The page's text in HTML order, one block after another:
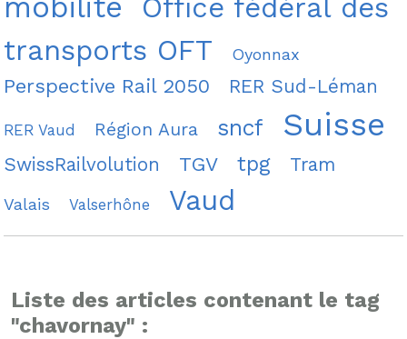
mobilité
Office fédéral des
transports OFT
Oyonnax
Perspective Rail 2050 RER Sud-Léman
RER Vaud Région Aura sncf Suisse
SwissRailvolution TGV tpg Tram
Valais Valserhône Vaud
Liste des articles contenant le tag
"chavornay" :